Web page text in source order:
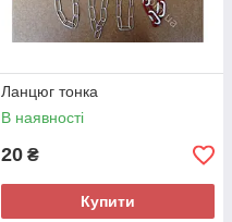
Ланцюг тонка
В наявності
20 ₴
Купити